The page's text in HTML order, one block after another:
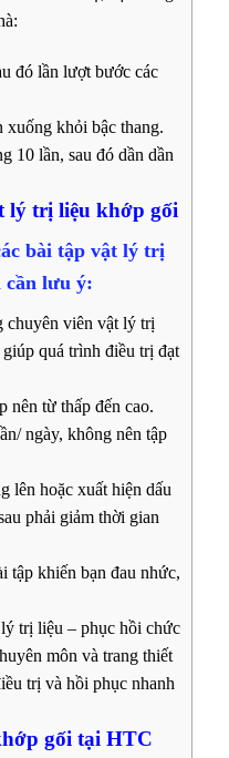
đó lần lượt bước các
xuống khỏi bậc thang.
10 lần, sau đó dần dần
lý trị liệu khớp gối
bài tập vật lý trị
cần lưu ý:
chuyên viên vật lý trị
quá trình điều trị đạt
nên từ thấp đến cao.
ngày, không nên tập
lên hoặc xuất hiện dấu
phải giảm thời gian
tập khiến bạn đau nhức,
trị liệu – phục hồi chức
môn và trang thiết
trị và hồi phục nhanh
gối tại HTC